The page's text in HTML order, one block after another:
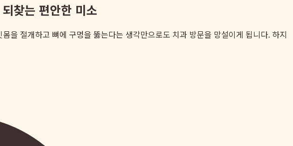
찾는 편안한 미소
을 절개하고 뼈에 구멍을 뚫는다는 생각만으로도 치과 방문을 망설이게 됩니다. 하지